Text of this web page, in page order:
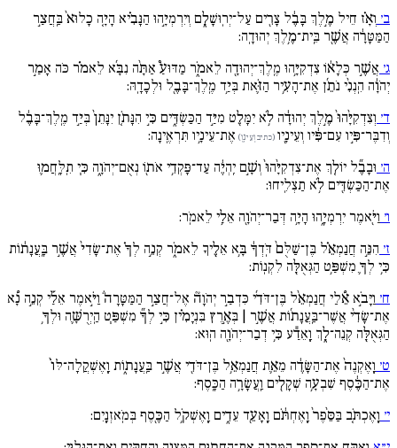
ב׳ וְאָ֗ז חֵיל מֶ֣לֶךְ בָּבֶ֔ל צָרִ֖ים עַל־יְרֽוּשָׁלִָ֑ם וְיִרְמְיָ֣הוּ הַנָּבִ֗יא הָיָ֚ה כָלוּא֙ בַּֽחֲצַ֣ר
הַמַּטָּרָ֔ה אֲשֶׁ֖ר בֵּֽית־מֶ֥לֶךְ יְהוּדָֽה:
ג׳ אֲשֶׁ֣ר כְּלָא֔וֹ צִדְקִיָּ֥הוּ מֶֽלֶךְ־יְהוּדָ֖ה לֵאמֹ֑ר מַדּוּעַ֩ אַתָּ֨ה נִבָּ֜א לֵאמֹ֗ר כֹּה אָמַ֣ר
יְהֹוָ֔ה הִֽנְנִ֨י נֹתֵ֜ן אֶת־הָעִ֥יר הַזֹּ֛את בְּיַ֥ד מֶֽלֶךְ־בָּבֶ֖ל וּלְכָדָֽהּ:
ד׳ וְצִדְקִיָּ֙הוּ֙ מֶ֣לֶךְ יְהוּדָ֔ה לֹ֥א יִמָּלֵ֖ט מִיַּ֣ד הַכַּשְׂדִּ֑ים כִּ֣י הִנָּתֹ֚ן יִנָּתֵן֙ בְּיַ֣ד מֶֽלֶךְ־בָּבֶ֔ל
וְדִבֶּר־פִּ֣יו עִם־פִּ֔יו וְעֵינָ֖יו (כתיב וְעֵינָ֖ו) אֶת־עֵינָ֥יו תִּרְאֶֽינָה:
ה׳ וּבָבֶ֞ל יוֹלִ֚ךְ אֶת־צִדְקִיָּ֙הוּ֙ וְשָׁ֣ם יִֽהְיֶ֔ה עַד־פָּקְדִ֥י אֹת֖וֹ נְאֻם־יְהֹוָ֑ה כִּ֧י תִֽלָּֽחֲמ֛וּ
אֶת־הַכַּשְׂדִּ֖ים לֹ֥א תַצְלִֽיחוּ:
ו׳ וַיֹּ֖אמֶר יִרְמְיָ֑הוּ הָיָ֥ה דְּבַר־יְהֹוָ֖ה אֵלַ֥י לֵאמֹֽר:
ז׳ הִנֵּ֣ה חֲנַמְאֵ֗ל בֶּן־שַׁלֻּם֙ דֹּֽדְךָ֔ בָּ֥א אֵלֶ֖יךָ לֵאמֹ֑ר קְנֵ֣ה לְךָ֗ אֶת־שָׂדִי֙ אֲשֶׁ֣ר בָּֽעֲנָת֔וֹת
כִּ֥י לְךָ֛ מִשְׁפַּ֥ט הַגְּאֻלָּ֖ה לִקְנֽוֹת:
ח׳ וַיָּבֹ֣א אֵ֠לַי חֲנַמְאֵ֨ל בֶּן־דֹּדִ֜י כִּדְבַ֣ר יְהֹוָה֘ אֶל־חֲצַ֣ר הַמַּטָּרָה֒ וַיֹּ֣אמֶר אֵלַ֡י קְנֵ֣ה נָ֠א
אֶת־שָׂדִ֨י אֲשֶׁר־בַּֽעֲנָת֜וֹת אֲשֶׁ֣ר | בְּאֶ֣רֶץ בִּנְיָמִ֗ין כִּ֣י לְךָ֞ מִשְׁפַּ֧ט הַֽיְרֻשָּׁ֛ה וּלְךָ֥
הַגְּאֻלָּ֖ה קְנֵה־לָ֑ךְ וָֽאֵדַ֕ע כִּ֥י דְבַר־יְהֹוָ֖ה הֽוּא:
ט׳ וָֽאֶקְנֶה֙ אֶת־הַשָּׂדֶ֔ה מֵאֵ֛ת חֲנַמְאֵ֥ל בֶּן־דֹּדִ֖י אֲשֶׁ֣ר בַּֽעֲנָת֑וֹת וָֽאֶשְׁקֲלָה־לּוֹ֙
אֶת־הַכֶּ֔סֶף שִׁבְעָ֥ה שְׁקָלִ֖ים וַֽעֲשָׂרָ֥ה הַכָּֽסֶף:
י׳ וָֽאֶכְתֹּ֚ב בַּסֵּ֙פֶר֙ וָֽאֶחְתֹּ֔ם וָֽאָעֵ֖ד עֵדִ֑ים וָֽאֶשְׁקֹ֥ל הַכֶּ֖סֶף בְּמֹֽאזְנָֽיִם: